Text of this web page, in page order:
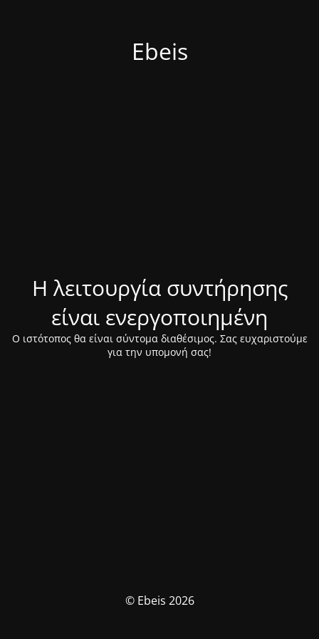
Ebeis
Η λειτουργία συντήρησης
είναι ενεργοποιημένη
Ο ιστότοπος θα είναι σύντομα διαθέσιμος. Σας ευχαριστούμε
για την υπομονή σας!
© Ebeis 2026